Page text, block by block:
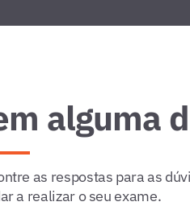
alguma
as respostas para as
a realizar o seu exame.